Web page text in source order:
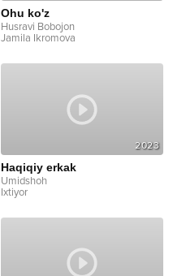
Ohu ko'z
Husravi Bobojon
Jamila Ikromova
2023
Haqiqiy erkak
Umidshoh
Ixtiyor